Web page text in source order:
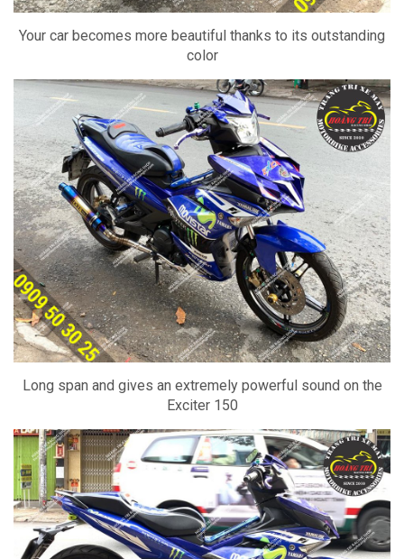
Your car becomes more beautiful thanks to its outstanding
color
Long span and gives an extremely powerful sound on the
Exciter 150